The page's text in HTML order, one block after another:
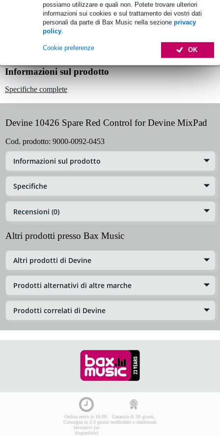
possiamo utilizzare e quali non. Potete trovare ulteriori
informazioni sui cookies e sul trattamento dei vostri dati
personali da parte di Bax Music nella sezione privacy
policy.
OK
Cookie preferenze
Ordina prima delle 23:00 = ricevi martedì
Oltre 48.000 articoli disponibili
1.250 marchi leader
Informazioni sul prodotto
Specifiche complete
Devine 10426 Spare Red Control for Devine MixPad
Cod. prodotto: 9000-0092-0453
Informazioni sul prodotto
Specifiche
Recensioni (0)
Altri prodotti presso Bax Music
Altri prodotti di Devine
Prodotti alternativi di altre marche
Prodotti correlati di Devine
Ordina entro le 16:00:
Consegna in 2-3 giorni
lavorativi (se
disponibile)
Garanzia di 30 giorni,
soddisfatti o rimborsati